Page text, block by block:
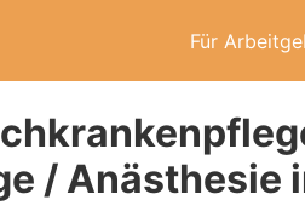
Für
/ Anästhesie